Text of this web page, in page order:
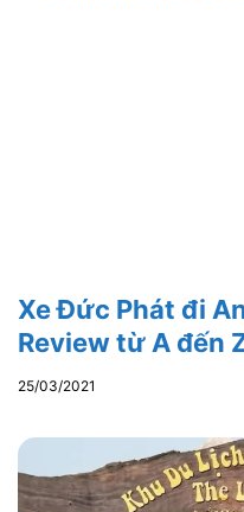
Xe Đức Phát đi
Review từ A đến
25/03/2021